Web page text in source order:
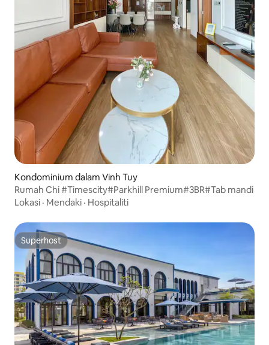
Kondominium dalam Vinh Tuy
Rumah Chi #Timescity#Parkhill Premium#3BR#Tab mandi
Lokasi · Mendaki · Hospitaliti
Superhost
Superhost